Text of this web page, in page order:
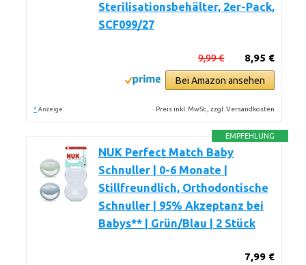
Sterilisationsbehälter, 2er-Pack,
SCF099/27
8,95 €
9,99 €
Bei Amazon ansehen
* Anzeige Preis inkl. MwSt., zzgl. Versandkosten
EMPFEHLUNG
NUK Perfect Match Baby
Schnuller | 0-6 Monate |
Stillfreundlich, Orthodontische
Schnuller | 95% Akzeptanz bei
Babys** | Grün/Blau | 2 Stück
7,99 €